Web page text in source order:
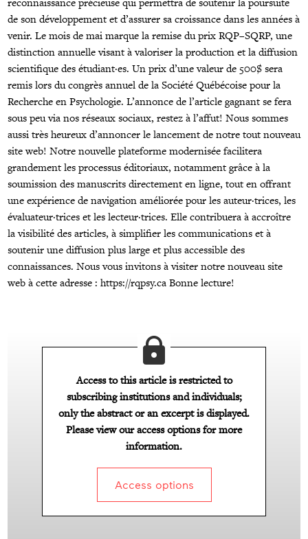
de son développement et d’assurer sa croissance dans les années à
venir. Le mois de mai marque la remise du prix RQP–SQRP, une
distinction annuelle visant à valoriser la production et la diffusion
scientifique des étudiant·es. Un prix d’une valeur de 500$ sera
remis lors du congrès annuel de la Société Québécoise pour la
Recherche en Psychologie. L’annonce de l’article gagnant se fera
sous peu via nos réseaux sociaux, restez à l’affut! Nous sommes
aussi très heureux d’annoncer le lancement de notre tout nouveau
site web! Notre nouvelle plateforme modernisée facilitera
grandement les processus éditoriaux, notamment grâce à la
soumission des manuscrits directement en ligne, tout en offrant
une expérience de navigation améliorée pour les auteur·trices, les
évaluateur·trices et les lecteur·trices. Elle contribuera à accroître
la visibilité des articles, à simplifier les communications et à
soutenir une diffusion plus large et plus accessible des
connaissances. Nous vous invitons à visiter notre nouveau site
web à cette adresse : https://rqpsy.ca Bonne lecture!
Access to this article is restricted to
subscribing institutions and individuals;
only the abstract or an excerpt is displayed.
Please view our access options for more
information.
Access options